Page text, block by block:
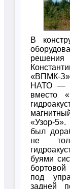
В
«ВПМК-
НАТО —
вместо
«Узор-
был
не
буями
под
задней